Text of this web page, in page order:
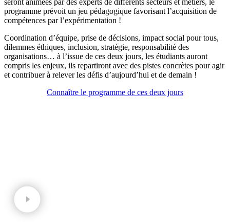
programme prévoit un jeu pédagogique favorisant l’acquisition de
compétences par l’expérimentation !
Coordination d’équipe, prise de décisions, impact social pour tous,
dilemmes éthiques, inclusion, stratégie, responsabilité des
organisations… à l’issue de ces deux jours, les étudiants auront
compris les enjeux, ils repartiront avec des pistes concrètes pour agir
et contribuer à relever les défis d’aujourd’hui et de demain !
Connaître le programme de ces deux jours